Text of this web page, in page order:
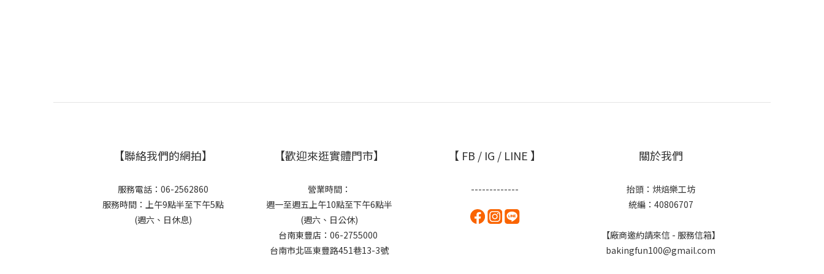
【聯絡我們的網拍】
服務電話：06-2562860
服務時間：上午9點半至下午5點
(週六、日休息)
【歡迎來逛實體門市】
營業時間：
週一至週五上午10點至下午6點半
(週六、日公休)
台南東豐店：06-2755000
台南市北區東豐路451巷13-3號
【 FB / IG / LINE 】
-------------
關於我們
抬頭：烘焙樂工坊
統編：40806707
【廠商邀約請來信 - 服務信箱】
bakingfun100@gmail.com